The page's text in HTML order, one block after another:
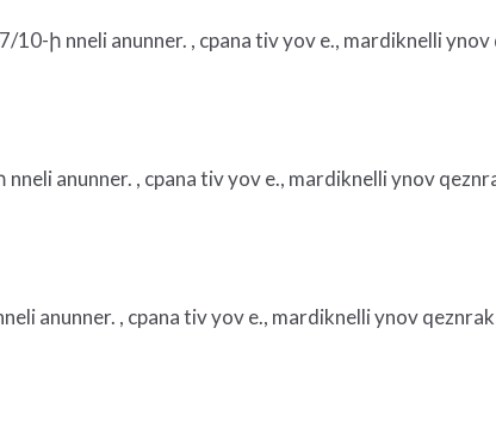
ի nneli anunner. , cpana tiv yov e., mardiknelli ynov
anunner. , cpana tiv yov e., mardiknelli ynov
anunner. , cpana tiv yov e., mardiknelli ynov qeznrak